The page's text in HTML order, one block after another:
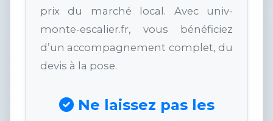
prix du marché local. Avec univ-
monte-escalier.fr, vous bénéficiez
d’un accompagnement complet, du
devis à la pose.
Ne laissez pas les